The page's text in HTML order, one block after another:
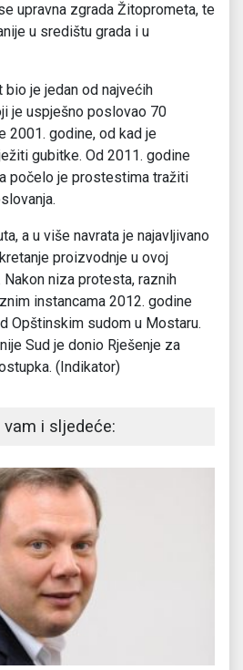
upravna zgrada Žitoprometa, te
u središtu grada i u
je jedan od najvećih
je uspješno poslovao 70
2001. godine, od kad je
gubitke. Od 2011. godine
počelo je prostestima tražiti
a u više navrata je najavljivano
proizvodnje u ovoj
niza protesta, raznih
instancama 2012. godine
Opštinskim sudom u Mostaru.
Sud je donio Rješenje za
(Indikator)
i sljedeće: